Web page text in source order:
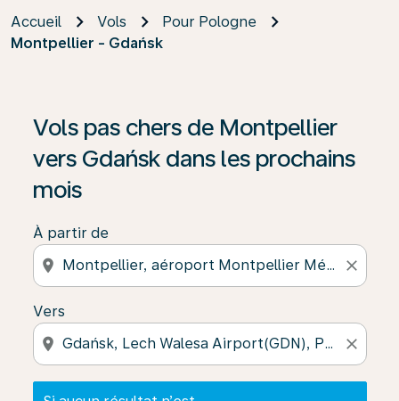
Accueil Vols
Pour Pologne
Montpellier - Gdańsk
Vols pas chers de Montpellier
vers Gdańsk dans les prochains
mois
À partir de
location_on close
Vers
location_on close
Si aucun résultat n’est disponible, cliquez sur «